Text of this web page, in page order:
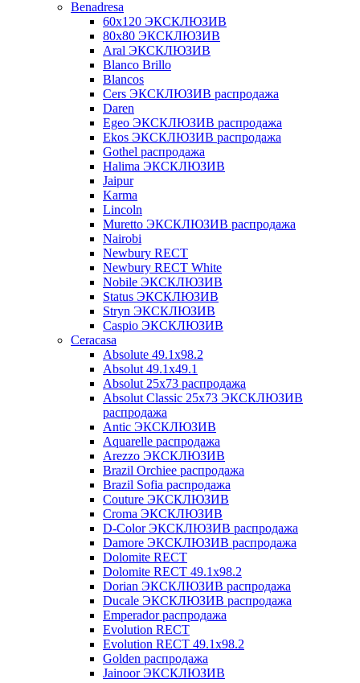
Benadresa
60х120 ЭКСКЛЮЗИВ
80х80 ЭКСКЛЮЗИВ
Aral ЭКСКЛЮЗИВ
Blanco Brillo
Blancos
Cers ЭКСКЛЮЗИВ распродажа
Daren
Egeo ЭКСКЛЮЗИВ распродажа
Ekos ЭКСКЛЮЗИВ распродажа
Gothel распродажа
Halima ЭКСКЛЮЗИВ
Jaipur
Karma
Lincoln
Muretto ЭКСКЛЮЗИВ распродажа
Nairobi
Newbury RECT
Newbury RECT White
Nobile ЭКСКЛЮЗИВ
Status ЭКСКЛЮЗИВ
Stryn ЭКСКЛЮЗИВ
Сaspio ЭКСКЛЮЗИВ
Ceracasa
Absolute 49.1x98.2
Absolut 49.1x49.1
Absolut 25x73 распродажа
Absolut Classic 25x73 ЭКСКЛЮЗИВ
распродажа
Antic ЭКСКЛЮЗИВ
Aquarelle распродажа
Arezzo ЭКСКЛЮЗИВ
Brazil Orchiee распродажа
Brazil Sofia распродажа
Couture ЭКСКЛЮЗИВ
Croma ЭКСКЛЮЗИВ
D-Color ЭКСКЛЮЗИВ распродажа
Damore ЭКСКЛЮЗИВ распродажа
Dolomite RECT
Dolomite RECT 49.1x98.2
Dorian ЭКСКЛЮЗИВ распродажа
Ducale ЭКСКЛЮЗИВ распродажа
Emperador распродажа
Evolution RECT
Evolution RECT 49.1x98.2
Golden распродажа
Jainoor ЭКСКЛЮЗИВ